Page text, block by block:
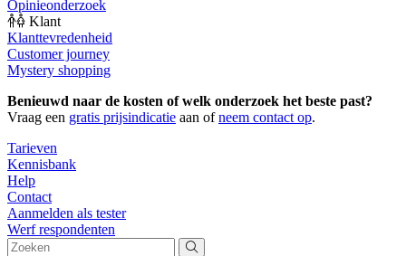
Opinieonderzoek
Klant
Klanttevredenheid
Customer journey
Mystery shopping
Benieuwd naar de kosten of welk onderzoek het beste past?
Vraag een gratis prijsindicatie aan ofneem contact op.
Tarieven
Kennisbank
Help
Contact
Aanmelden als tester
Werf respondenten